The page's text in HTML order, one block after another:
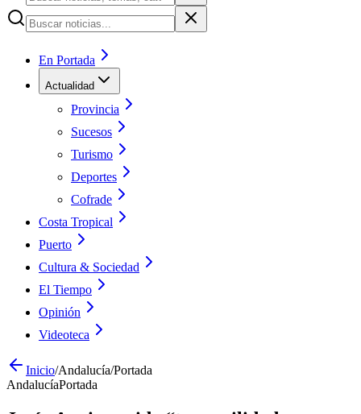
En Portada
Actualidad
Provincia
Sucesos
Turismo
Deportes
Cofrade
Costa Tropical
Puerto
Cultura & Sociedad
El Tiempo
Opinión
Videoteca
Inicio/Andalucía/Portada
AndalucíaPortada